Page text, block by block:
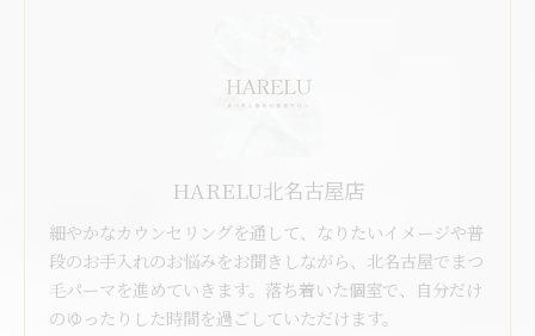
HARELU北名古屋店
細やかなカウンセリングを通して、なりたいイメージや普
段のお手入れのお悩みをお聞きしながら、北名古屋でまつ
毛パーマを進めていきます。落ち着いた個室で、自分だけ
のゆったりした時間を過ごしていただけます。